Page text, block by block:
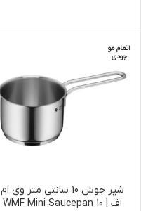
اتمام مو
جودی
شیر جوش 10 سانتی متر وی ام
اف | WMF Mini Saucepan 10